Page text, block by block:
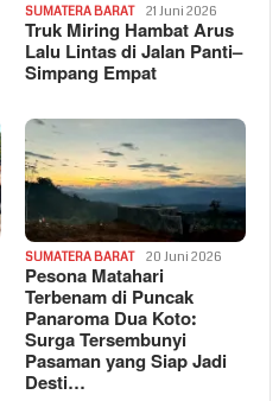
SUMATERA BARAT 21 Juni 2026
Truk Miring Hambat Arus
Lalu Lintas di Jalan Panti–
Simpang Empat
SUMATERA BARAT 20 Juni 2026
Pesona Matahari
Terbenam di Puncak
Panaroma Dua Koto:
Surga Tersembunyi
Pasaman yang Siap Jadi
Desti…